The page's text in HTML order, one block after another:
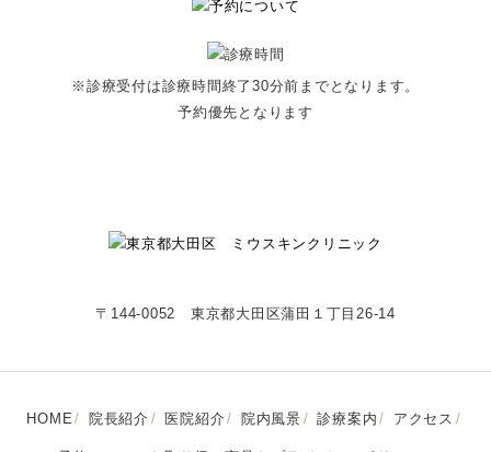
※診療受付は診療時間終了30分前までとなります。
予約優先となります
〒144-0052 東京都大田区蒲田１丁目26-14
HOME 院長紹介 医院紹介 院内風景 診療案内 アクセス